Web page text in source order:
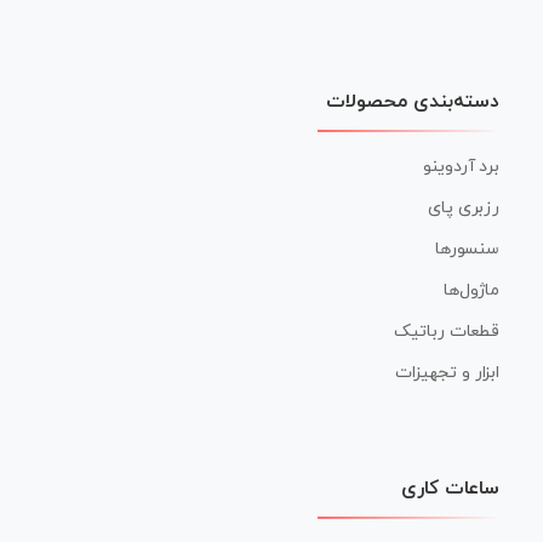
دسته‌بندی محصولات
برد آردوینو
رزبری پای
سنسورها
ماژول‌ها
قطعات رباتیک
ابزار و تجهیزات
ساعات کاری